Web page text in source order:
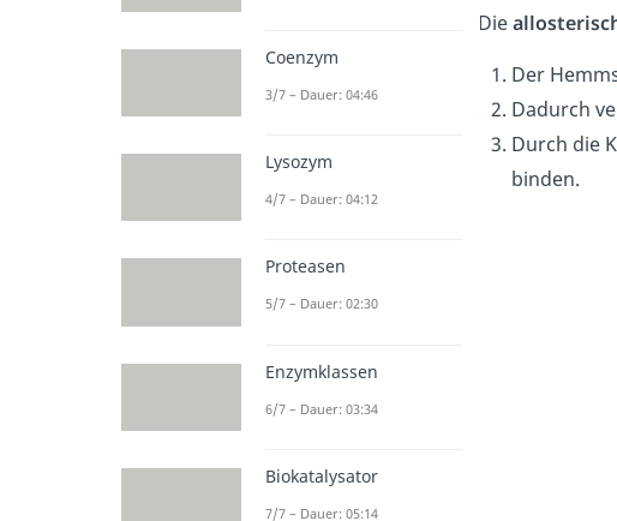
Die
Der
Dadurch
Durch die
binden.
Coenzym
3/7 – Dauer: 04:46
Lysozym
4/7 – Dauer: 04:12
Proteasen
5/7 – Dauer: 02:30
Enzymklassen
6/7 – Dauer: 03:34
Biokatalysator
7/7 – Dauer: 05:14